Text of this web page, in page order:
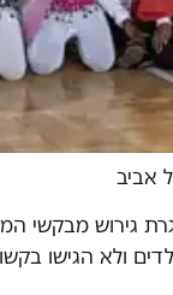
אביב
גירוש